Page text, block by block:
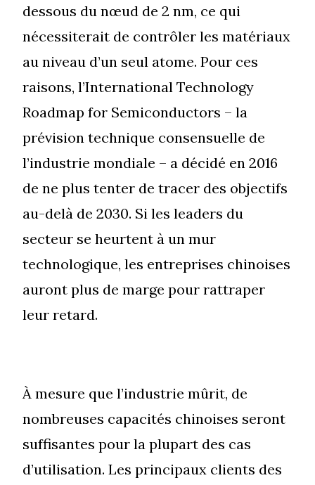
dessous du nœud de 2 nm, ce qui
nécessiterait de contrôler les matériaux
au niveau d’un seul atome. Pour ces
raisons, l’International Technology
Roadmap for Semiconductors – la
prévision technique consensuelle de
l’industrie mondiale – a décidé en 2016
de ne plus tenter de tracer des objectifs
au-delà de 2030. Si les leaders du
secteur se heurtent à un mur
technologique, les entreprises chinoises
auront plus de marge pour rattraper
leur retard.
À mesure que l’industrie mûrit, de
nombreuses capacités chinoises seront
suffisantes pour la plupart des cas
d’utilisation. Les principaux clients des